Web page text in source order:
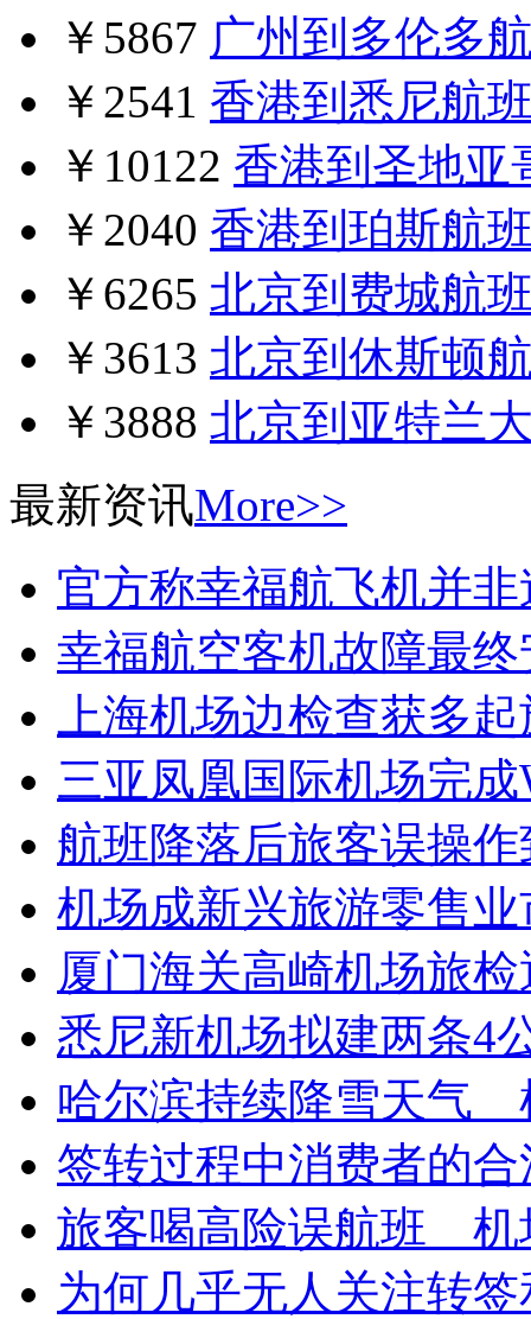
￥5867 广州到多伦多
￥2541 香港到悉尼航
￥10122 香港到圣地亚
￥2040 香港到珀斯航
￥6265 北京到费城航
￥3613 北京到休斯顿
￥3888 北京到亚特兰
最新资讯More>>
官方称幸福航飞机并
幸福航空客机故障最
上海机场边检查获多
三亚凤凰国际机场完
航班降落后旅客误操
机场成新兴旅游零售
厦门海关高崎机场旅
悉尼新机场拟建两条4
哈尔滨持续降雪天气
签转过程中消费者的
旅客喝高险误航班 机
为何几乎无人关注转